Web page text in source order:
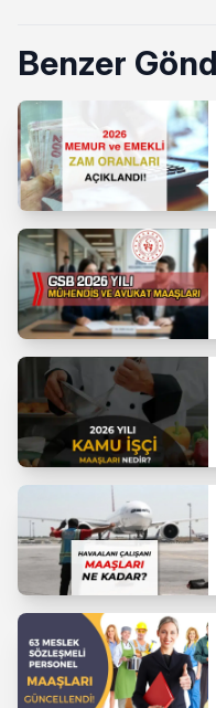
Benzer